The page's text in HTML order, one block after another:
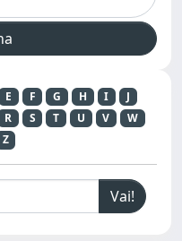
E F G H I
J
R S T U V
W
Z